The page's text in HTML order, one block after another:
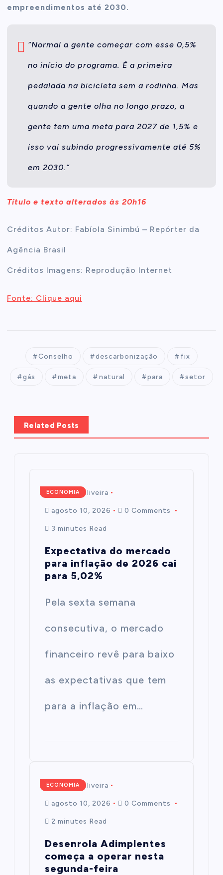
empreendimentos até 2030.
“Normal a gente começar com esse 0,5%
no início do programa. É a primeira
pedalada na bicicleta sem a rodinha. Mas
quando a gente olha no longo prazo, a
gente tem uma meta para 2027 de 1,5% e
isso vai subindo progressivamente até 5%
em 2030.”
Título e texto alterados às 20h16
Créditos Autor: Fabíola Sinimbú – Repórter da
Agência Brasil
Créditos Imagens: Reprodução Internet
Fonte: Clique aqui
Conselho descarbonização fix
gás meta natural para setor
Related Posts
ECONOMIA
Mairim de Oliveira
agosto 10, 2026 0 Comments
3 minutes Read
Expectativa do mercado
para inflação de 2026 cai
para 5,02%
Pela sexta semana
consecutiva, o mercado
financeiro revê para baixo
as expectativas que tem
para a inflação em…
ECONOMIA
Mairim de Oliveira
agosto 10, 2026 0 Comments
2 minutes Read
Desenrola Adimplentes
começa a operar nesta
segunda-feira